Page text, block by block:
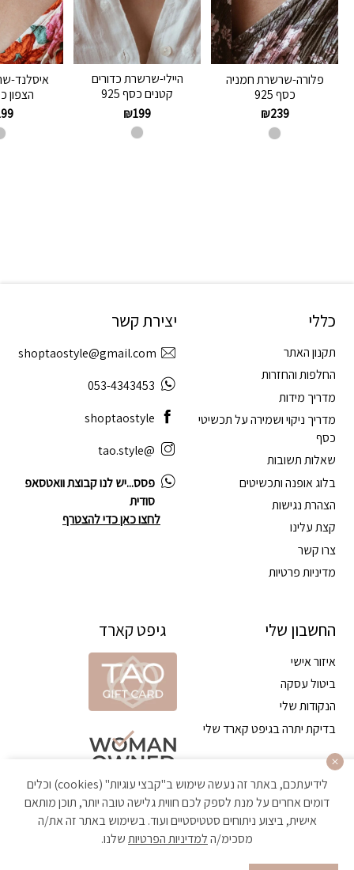
פלורה-שרשרת חמניה
כסף 925
₪239
היילי-שרשרת כדורים
קטנים כסף 925
₪199
איסלנד-
הצפון
כללי
תקנון האתר
החלפות והחזרות
מדריך מידות
מדריך ניקוי ושמירה על תכשיטי
כסף
שאלות תשובות
בלוג אופנה ותכשיטים
הצהרת נגישות
קצת עלינו
צרו קשר
מדיניות פרטיות
החשבון שלי
איזור אישי
ביטול עסקה
הנקודות שלי
בדיקת יתרה בגיפט קארד שלי
יצירת קשר
shoptaostyle@gmail.com
053-4343453
shoptaostyle
@tao.style
פסס...יש לנו קבוצת וואטסאפ
סודית
לחצו כאן כדי להצטרף
גיפט קארד
הקניה באתר מאובטחת ועומדת בתקן האבטחה הגבוה ביותר
לידיעתכם, באתר זה נעשה שימוש ב"קבצי עוגיות" (cookies) וכלים
דומים אחרים על מנת לספק לכם חווית גלישה טובה יותר, תוכן מותאם
אישית, ביצוע ניתוחים סטטיסטיים ועוד. בשימוש באתר זה את/ה
מסכימ/הלמדיניות הפרטיותשלנו.